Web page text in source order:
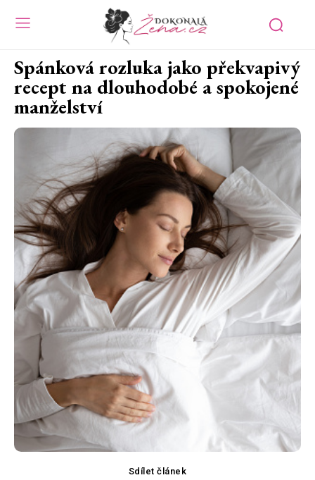
Spánková rozluka jako překvapivý
recept na dlouhodobé a spokojené
manželství
Sdílet článek